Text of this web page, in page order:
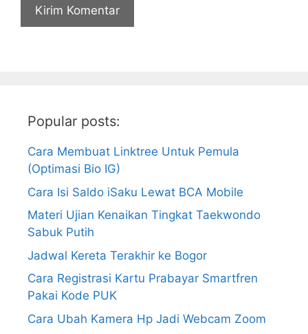
Popular posts:
Cara Membuat Linktree Untuk Pemula
(Optimasi Bio IG)
Cara Isi Saldo iSaku Lewat BCA Mobile
Materi Ujian Kenaikan Tingkat Taekwondo
Sabuk Putih
Jadwal Kereta Terakhir ke Bogor
Cara Registrasi Kartu Prabayar Smartfren
Pakai Kode PUK
Cara Ubah Kamera Hp Jadi Webcam Zoom